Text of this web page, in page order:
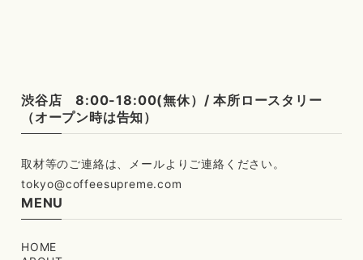
渋谷店 8:00-18:00(無休）/ 本所ロースタリー
（オープン時は告知）
tokyo@coffeesupreme.com
MENU
HOME